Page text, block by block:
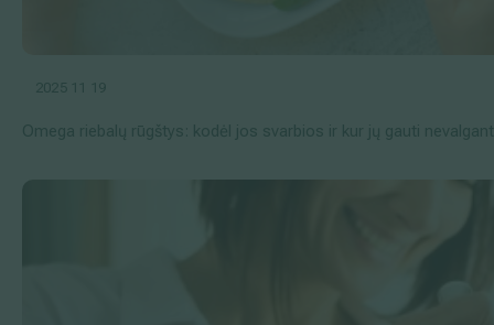
2025 11 19
Omega riebalų rūgštys: kodėl jos svarbios ir kur jų gauti